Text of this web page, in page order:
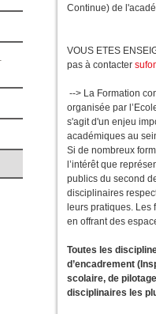
Continue) de
VOUS ETES
pas à contacter
--> La Formation
organisée par
s'agit d'un enjeu
académiques au
Si de nombreux
l’intérêt que
publics du second
disciplinaires
leurs pratiques. Les
en offrant des
Toutes les
d’encadrement
scolaire, de
disciplinaires les